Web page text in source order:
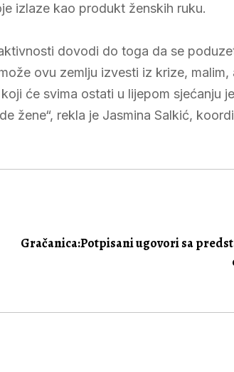
izlaze kao produkt ženskih ruku.
dovodi do toga da se
ovu zemlju izvesti iz krize, malim,
će svima ostati u lijepom sjećanju
žene“, rekla je Jasmina Salkić,
Gračanica:Potpisani ugovori sa